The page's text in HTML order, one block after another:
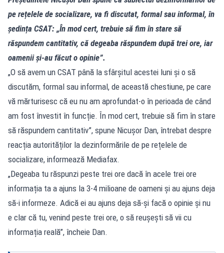
pe rețelele de socializare, va fi discutat, formal sau informal, în
ședința CSAT: „În mod cert, trebuie să fim în stare să
răspundem cantitativ, că degeaba răspundem după trei ore, iar
oamenii și-au făcut o opinie”.
„O să avem un CSAT până la sfârșitul acestei luni și o să
discutăm, formal sau informal, de această chestiune, pe care
vă mărturisesc că eu nu am aprofundat-o în perioada de când
am fost învestit în funcție. În mod cert, trebuie să fim în stare
să răspundem cantitativ”, spune Nicușor Dan, întrebat despre
reacția autorităților la dezinformările de pe rețelele de
socializare, informează Mediafax.
„Degeaba tu răspunzi peste trei ore dacă în acele trei ore
informația ta a ajuns la 3-4 milioane de oameni și au ajuns deja
să-i informeze. Adică ei au ajuns deja să-și facă o opinie și nu
e clar că tu, venind peste trei ore, o să reușești să vii cu
informația reală”, încheie Dan.